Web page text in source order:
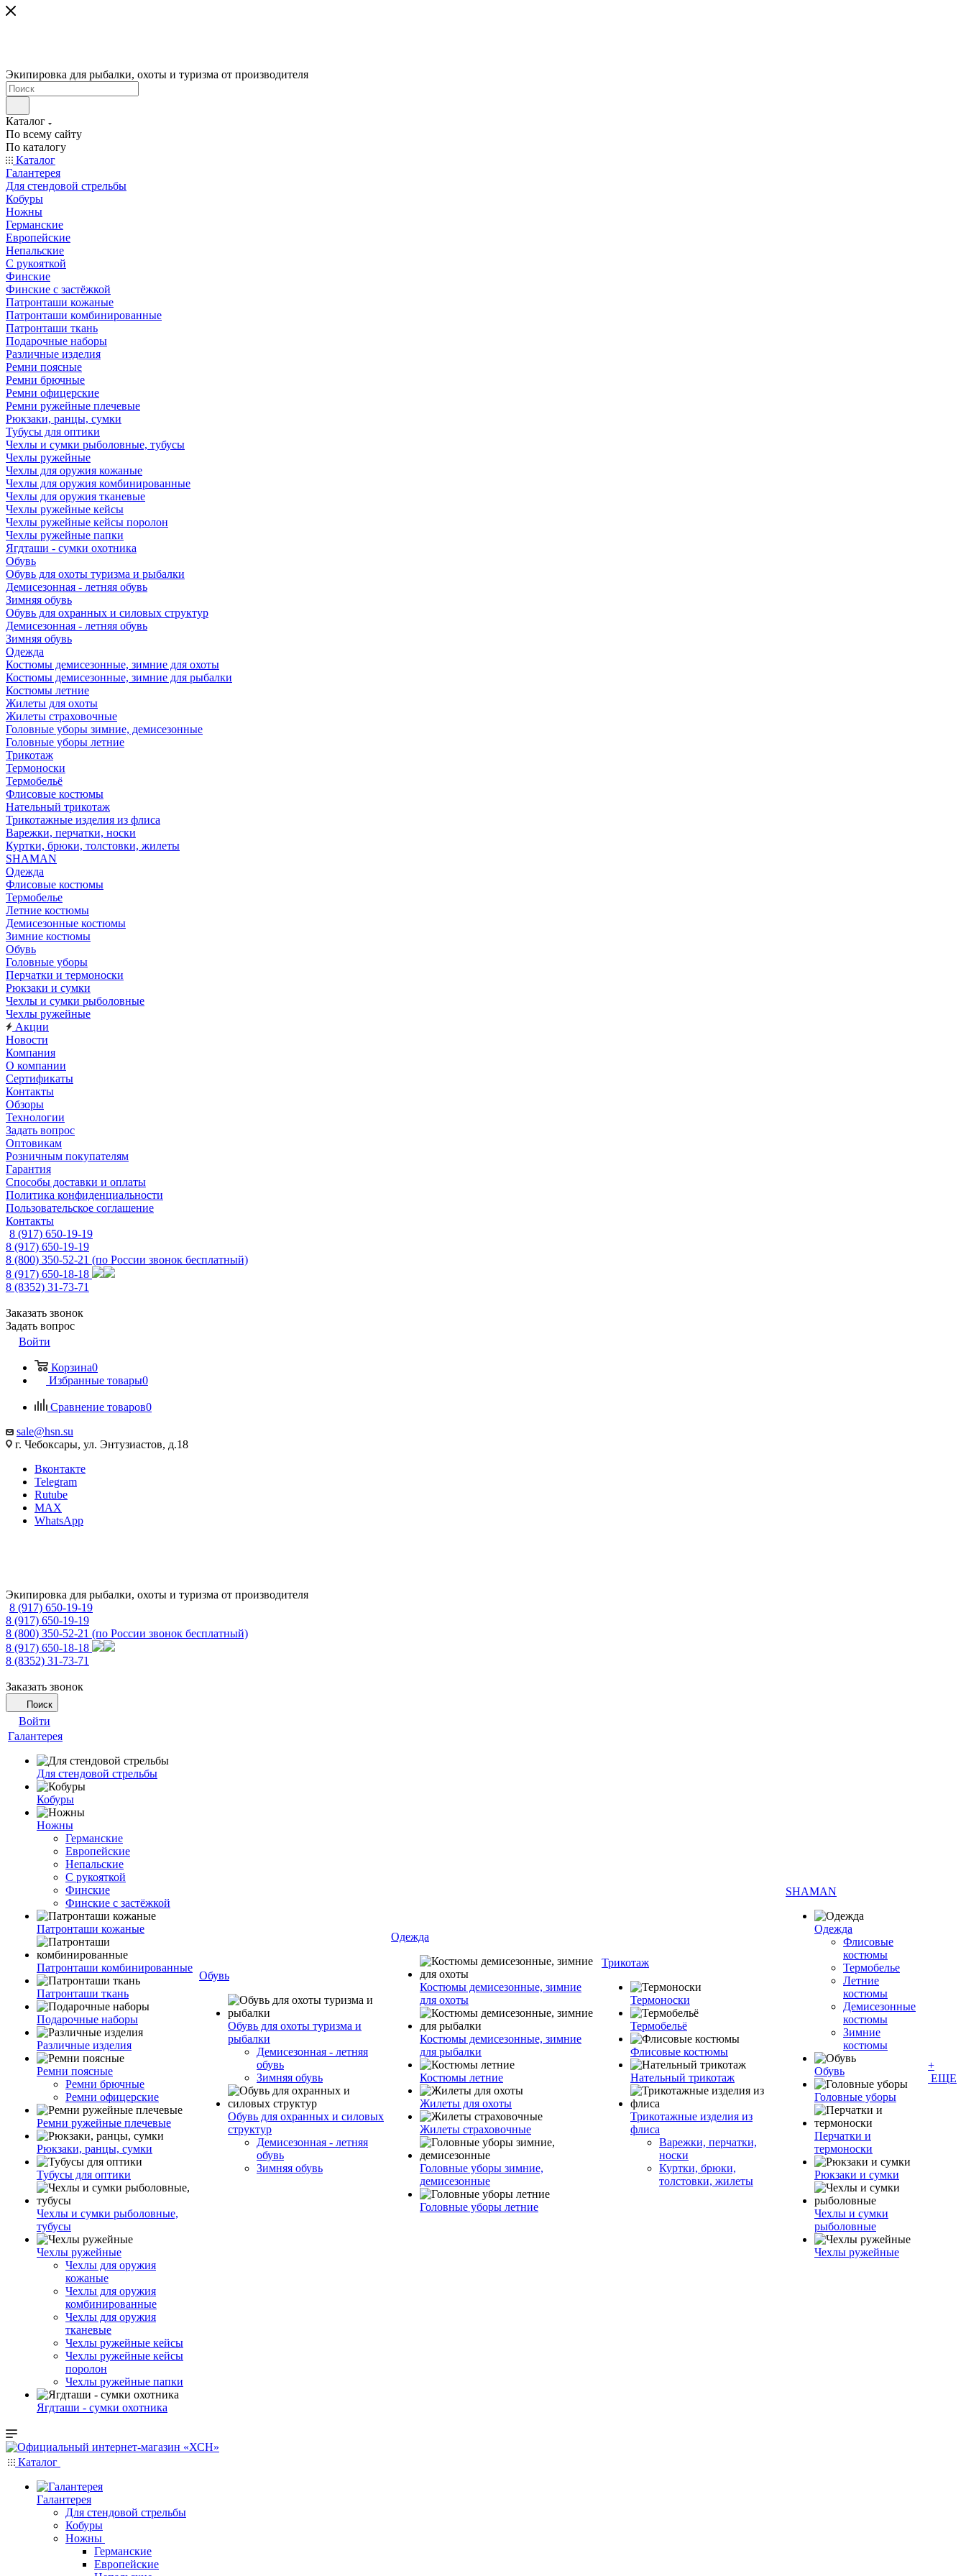
Экипировка для рыбалки, охоты и туризма от производителя
Каталог
По всему сайту
По каталогу
Каталог
Галантерея
Для стендовой стрельбы
Кобуры
Ножны
Германские
Европейские
Непальские
С рукояткой
Финские
Финские с застёжкой
Патронташи кожаные
Патронташи комбинированные
Патронташи ткань
Подарочные наборы
Различные изделия
Ремни поясные
Ремни брючные
Ремни офицерские
Ремни ружейные плечевые
Рюкзаки, ранцы, сумки
Тубусы для оптики
Чехлы и сумки рыболовные, тубусы
Чехлы ружейные
Чехлы для оружия кожаные
Чехлы для оружия комбинированные
Чехлы для оружия тканевые
Чехлы ружейные кейсы
Чехлы ружейные кейсы поролон
Чехлы ружейные папки
Ягдташи - сумки охотника
Обувь
Обувь для охоты туризма и рыбалки
Демисезонная - летняя обувь
Зимняя обувь
Обувь для охранных и силовых структур
Демисезонная - летняя обувь
Зимняя обувь
Одежда
Костюмы демисезонные, зимние для охоты
Костюмы демисезонные, зимние для рыбалки
Костюмы летние
Жилеты для охоты
Жилеты страховочные
Головные уборы зимние, демисезонные
Головные уборы летние
Трикотаж
Термоноски
Термобельё
Флисовые костюмы
Нательный трикотаж
Трикотажные изделия из флиса
Варежки, перчатки, носки
Куртки, брюки, толстовки, жилеты
SHAMAN
Одежда
Флисовые костюмы
Термобелье
Летние костюмы
Демисезонные костюмы
Зимние костюмы
Обувь
Головные уборы
Перчатки и термоноски
Рюкзаки и сумки
Чехлы и сумки рыболовные
Чехлы ружейные
Акции
Новости
Компания
О компании
Сертификаты
Контакты
Обзоры
Технологии
Задать вопрос
Оптовикам
Розничным покупателям
Гарантия
Способы доставки и оплаты
Политика конфиденциальности
Пользовательское соглашение
Контакты
8 (917) 650-19-19
8 (917) 650-19-19
8 (800) 350-52-21 (по России звонок бесплатный)
8 (917) 650-18-18
8 (8352) 31-73-71
Заказать звонок
Задать вопрос
Войти
Корзина0
Избранные товары0
Сравнение товаров0
sale@hsn.su
г. Чебоксары, ул. Энтузиастов, д.18
Вконтакте
Telegram
Rutube
MAX
WhatsApp
Экипировка для рыбалки, охоты и туризма от производителя
8 (917) 650-19-19
8 (917) 650-19-19
8 (800) 350-52-21 (по России звонок бесплатный)
8 (917) 650-18-18
8 (8352) 31-73-71
Заказать звонок
Поиск
Войти
Галантерея
Для стендовой стрельбы
Кобуры
Ножны
Германские
Европейские
Непальские
С рукояткой
Финские
Финские с застёжкой
Патронташи кожаные
Патронташи комбинированные
Патронташи ткань
Подарочные наборы
Различные изделия
Ремни поясные
Ремни брючные
Ремни офицерские
Ремни ружейные плечевые
Рюкзаки, ранцы, сумки
Тубусы для оптики
Чехлы и сумки рыболовные,
тубусы
Чехлы ружейные
Чехлы для оружия
кожаные
Чехлы для оружия
комбинированные
Чехлы для оружия
тканевые
Чехлы ружейные кейсы
Чехлы ружейные кейсы
поролон
Чехлы ружейные папки
Ягдташи - сумки охотника
Обувь
Обувь для охоты туризма и
рыбалки
Демисезонная - летняя
обувь
Зимняя обувь
Обувь для охранных и силовых
структур
Демисезонная - летняя
обувь
Зимняя обувь
Одежда
Костюмы демисезонные, зимние
для охоты
Костюмы демисезонные, зимние
для рыбалки
Костюмы летние
Жилеты для охоты
Жилеты страховочные
Головные уборы зимние,
демисезонные
Головные уборы летние
Трикотаж
Термоноски
Термобельё
Флисовые костюмы
Нательный трикотаж
Трикотажные изделия из
флиса
Варежки, перчатки,
носки
Куртки, брюки,
толстовки, жилеты
SHAMAN
Одежда
Флисовые
костюмы
Термобелье
Летние
костюмы
Демисезонные
костюмы
Зимние
костюмы
Обувь
Головные уборы
Перчатки и
термоноски
Рюкзаки и сумки
Чехлы и сумки
рыболовные
Чехлы ружейные
+
ЕЩЕ
Каталог
Галантерея
Для стендовой стрельбы
Кобуры
Ножны
Германские
Европейские